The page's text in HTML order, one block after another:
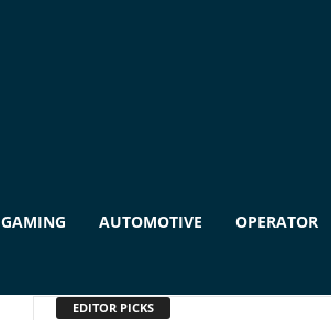
GAMING AUTOMOTIVE OPERATOR
EDITOR PICKS